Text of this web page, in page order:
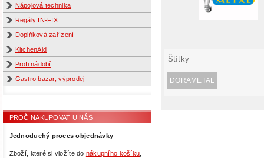
Nápojová technika
Regály IN-FIX
Doplňková zařízení
KitchenAid
Profi nádobí
Gastro bazar, výprodej
PROČ NAKUPOVAT U NÁS
Jednoduchý proces objednávky
Zboží, které si vložíte do nákupního košíku,
Štítky
DORAMETAL